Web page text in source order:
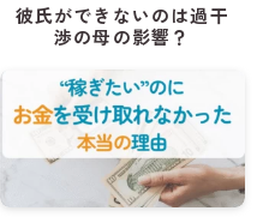
彼氏ができないのは過干
渉の母の影響？